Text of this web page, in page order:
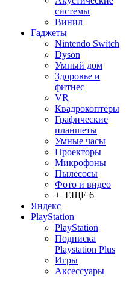
системы
Винил
Гаджеты
Nintendo Switch
Dyson
Умный дом
Здоровье и
фитнес
VR
Квадрокоптеры
Графические
планшеты
Умные часы
Проекторы
Микрофоны
Пылесосы
Фото и видео
+ ЕЩЕ 6
Яндекс
PlayStation
PlayStation
Подписка
Playstation Plus
Игры
Аксессуары